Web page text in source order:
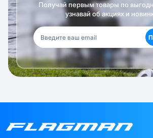
Получай первым товары по
узнавай об акциях и